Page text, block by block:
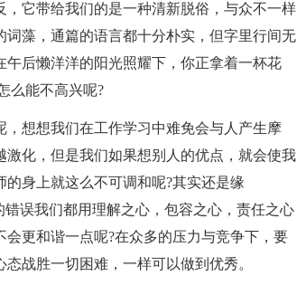
它带给我们的是一种清新脱俗，与众不一样
藻，通篇的语言都十分朴实，但字里行间无
后懒洋洋的阳光照耀下，你正拿着一杯花
么能不高兴呢?
想想我们在工作学习中难免会与人产生摩
化，但是我们如果想别人的优点，就会使我
身上就这么不可调和呢?其实还是缘
误我们都用理解之心，包容之心，责任之心
更和谐一点呢?在众多的压力与竞争下，要
战胜一切困难，一样可以做到优秀。